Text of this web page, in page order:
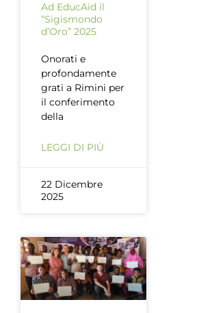
Ad EducAid il
“Sigismondo
d’Oro” 2025
Onorati e
profondamente
grati a Rimini per
il conferimento
della
LEGGI DI PIÙ
22 Dicembre
2025